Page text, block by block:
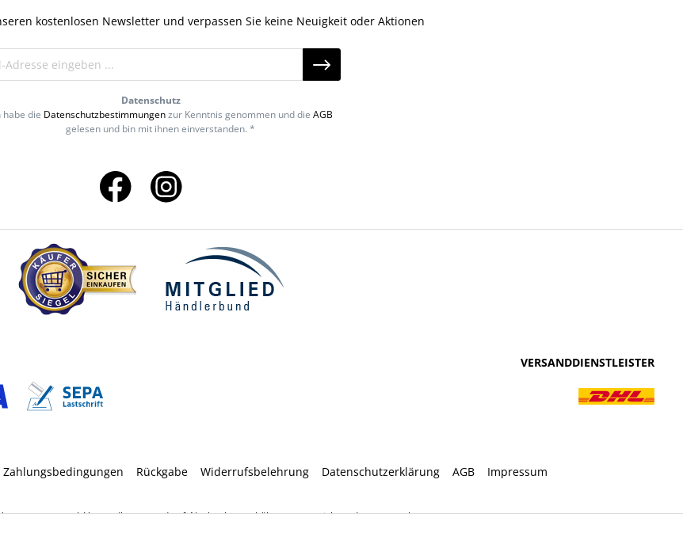
kostenlosen Newsletter und verpassen Sie keine Neuigkeit oder Aktionen
Datenschutz
habe die Datenschutzbestimmungenzur Kenntnis genommen und die AGB
gelesen und bin mit ihnen einverstanden. *
VERSANDDIENSTLEISTER
Rückgabe Widerrufsbelehrung Datenschutzerklärung AGB Impressum
zzgl.Versandkostenund ggf. Nachnahmegebühren, wenn nicht anders angegeben.